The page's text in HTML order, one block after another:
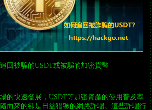
回被騙的USDT或被騙的加密貨幣
的快速發展，USDT等加密資產的使用普及率
而來的卻是日益猖獗的網路詐騙。這些詐騙行